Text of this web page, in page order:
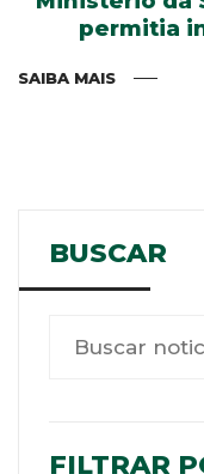
permitia
SAIBA MAIS
BUSCAR
FILTRAR